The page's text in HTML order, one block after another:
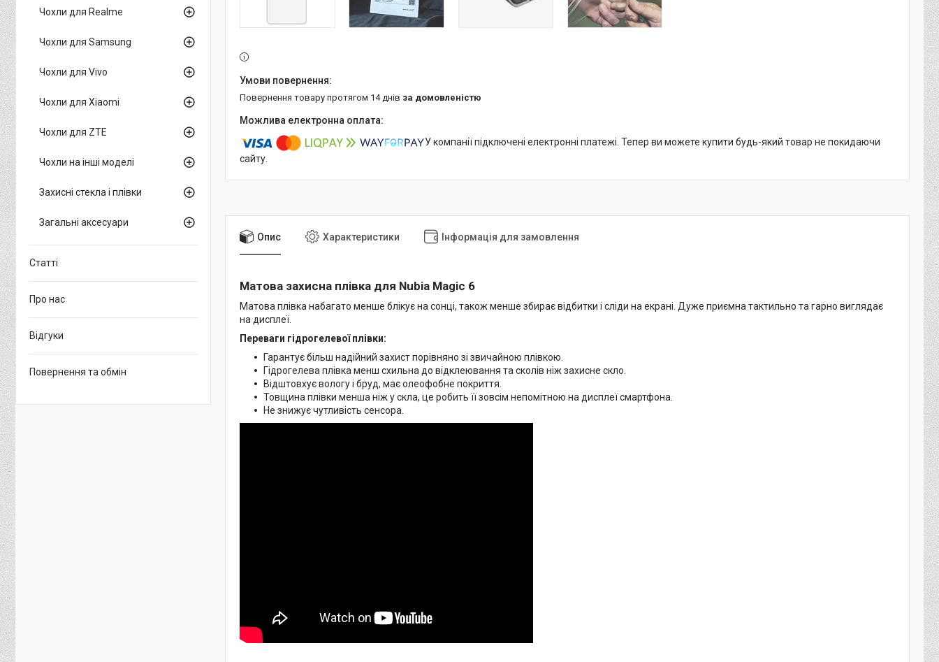
повернення товару протягом 14 днів за домовленістю
У компанії підключені електронні платежі. Тепер ви можете купити будь-який товар не покидаючи
сайту.
Опис Характеристики Інформація для замовлення
Матова захисна плівка для Nubia Magic 6
Матова плівка набагато менше блікує на сонці, також менше збирає відбитки і сліди на екрані. Дуже приємна тактильно та гарно виглядає
на дисплеї.
Переваги гідрогелевої плівки:
Гарантує більш надійний захист порівняно зі звичайною плівкою.
Гідрогелева плівка менш схильна до відклеювання та сколів ніж захисне скло.
Відштовхує вологу і бруд, має олеофобне покриття.
Товщина плівки менша ніж у скла, це робить її зовсім непомітною на дисплеї смартфона.
Не знижує чутливість сенсора.
Чохли для Realme
Чохли для Samsung
Чохли для Vivo
Чохли для Xiaomi
Чохли для ZTE
Чохли на інші моделі
Захисні стекла і плівки
Загальні аксесуари
Статті
Про нас
Відгуки
Повернення та обмін